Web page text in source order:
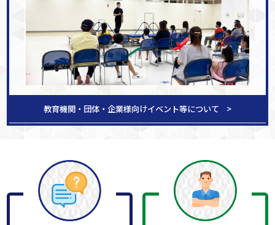
教育機関・団体・企業様向けイベント等について